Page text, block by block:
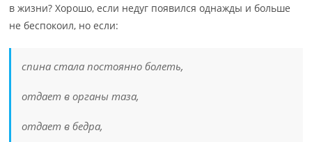
в жизни? Хорошо, если недуг появился однажды и больше
не беспокоил, но если:
спина стала постоянно болеть,
отдает в органы таза,
отдает в бедра,